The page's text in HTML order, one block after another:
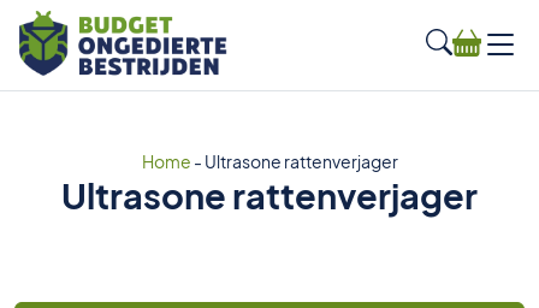
Home - Ultrasone rattenverjager
Ultrasone rattenverjager